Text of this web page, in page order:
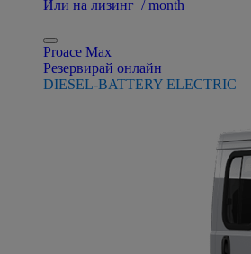
Или на лизинг / month
Proace Max
Резервирай онлайн
DIESEL-BATTERY ELECTRIC